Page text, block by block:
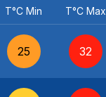
T°C Min T°C Max
25 32